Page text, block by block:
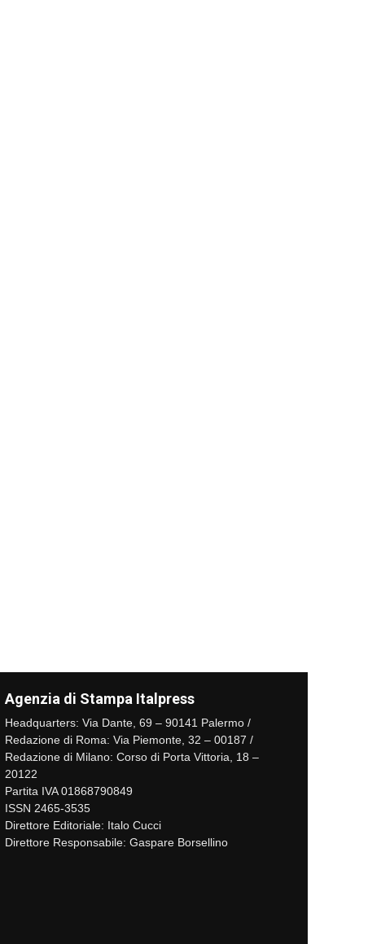
Agenzia di Stampa Italpress
Headquarters: Via Dante, 69 – 90141 Palermo /
Redazione di Roma: Via Piemonte, 32 – 00187 /
Redazione di Milano: Corso di Porta Vittoria, 18 –
20122
Partita IVA 01868790849
ISSN 2465-3535
Direttore Editoriale: Italo Cucci
Direttore Responsabile: Gaspare Borsellino